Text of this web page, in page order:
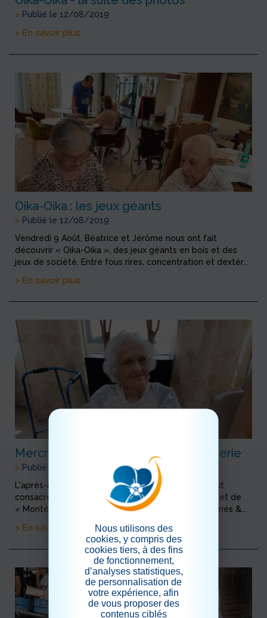
> Publié le 12/08/2019
> En savoir plus
Oika-Oika : les jeux géants
> Publié le 12/08/2019
Vendredi 9 Août, Béatrice et Jérôme nous ont fait
découvrir « Oika-Oika », des jeux géants en bois et des
jeux de société. Entre fous rires, concentration et dextér...
> En savoir plus
Mercredi 31 Juillet : après-midi pâtisserie
> Publié le 05/08/2019
L'après-midi de cette journée riche en saveurs était
consacré à la fabrication d'une compote d'abricot et de
« Montécaos », biscuits d'origine espagnole parfumés &...
> En savoir plus
Nous utilisons des
cookies, y compris des
cookies tiers, à des fins
de fonctionnement,
d’analyses statistiques,
de personnalisation de
votre expérience, afin
de vous proposer des
contenus ciblés